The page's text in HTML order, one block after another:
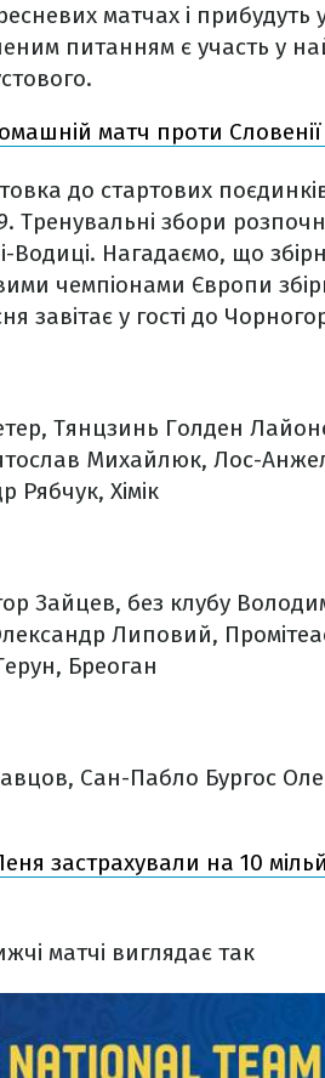
матчах і прибудуть
питанням є участь у
матч проти
до стартових
Тренувальні збори
Водиці. Нагадаємо, що
чемпіонами Європи
завітає у гості до
Тянцзинь Голден
Михайлюк, Лос-
Рябчук, Хімік
Зайцев, без клубу
Липовий,
Бреоган
Сан-Пабло Бургос
застрахували на 10
матчі виглядає так